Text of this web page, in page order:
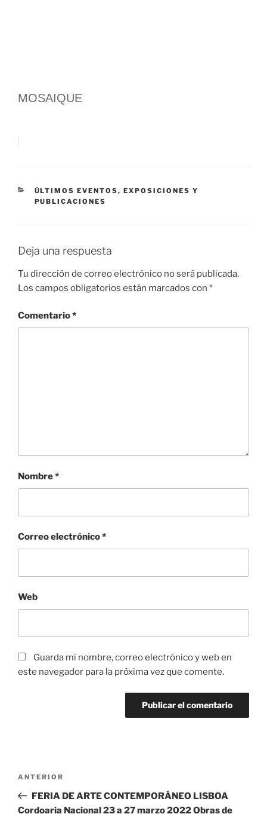
MOSAIQUE
CATEGORÍAS
ÚLTIMOS EVENTOS, EXPOSICIONES Y
PUBLICACIONES
Deja una respuesta
Tu dirección de correo electrónico no será publicada.
Los campos obligatorios están marcados con *
Comentario*
Nombre*
Correo electrónico*
Web
Guarda mi nombre, correo electrónico y web en
este navegador para la próxima vez que comente.
entradas
Entrada
anterior:
ANTERIOR
FERIA DE ARTE CONTEMPORÁNEO LISBOA
Cordoaria Nacional 23 a 27 marzo 2022 Obras de